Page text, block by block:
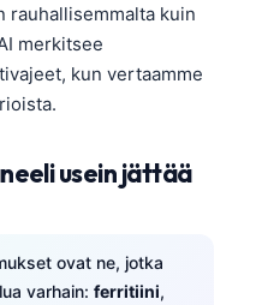
rauhallisemmalta kuin
merkitsee
kun vertaamme
usein jättää
ovat ne, jotka
varhain: ferritiini,